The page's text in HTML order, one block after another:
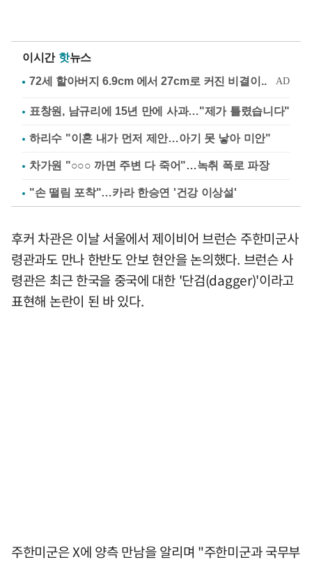
이시간 핫뉴스
표창원, 남규리에 15년 만에 사과…"제가 틀렸습니다"
하리수 "이혼 내가 먼저 제안…아기 못 낳아 미안"
차가원 "○○○ 까면 주변 다 죽어"…녹취 폭로 파장
"손 떨림 포착"…카라 한승연 '건강 이상설'
후커 차관은 이날 서울에서 제이비어 브런슨 주한미군사
령관과도 만나 한반도 안보 현안을 논의했다. 브런슨 사
령관은 최근 한국을 중국에 대한 '단검(dagger)'이라고
표현해 논란이 된 바 있다.
주한미군은 X에 양측 만남을 알리며 "주한미군과 국무부